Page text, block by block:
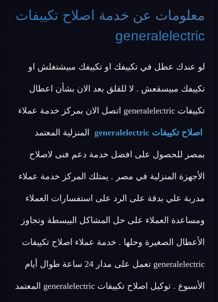
معلومات عن خدمة
اصلاح تكييفات
generalelectric
لو عندك عطل في تكييفك او تكييفك مبيشتغلش او
تكييفك مبيسقعش . لا للقلق بعد الان بشأن اعطال
تكييفات generalelectric اتصل الان بمركز خدمة عملاء
اصلاح تكييفات generalelectric المنزلية المعتمد
بمصر للحصول على افضل خدمة دعم فنى لاصلاح
الأجهزة المنزلية في مصر . يمتلك المركز خدمة عملاء
مدربة علي بدقة على الرد على استفسارات العملاء
ومساعدة العملاء على حل المشاكل البيسطة وتجاوز
الأعطال الصغيرة وحلها . خدمة عملاء اصلاح تكييفات
generalelectric تعمل على مدار 24 ساعة طوال أيام
الأسبوع . توكيل اصلاح تكييفات generalelectric المعتمد